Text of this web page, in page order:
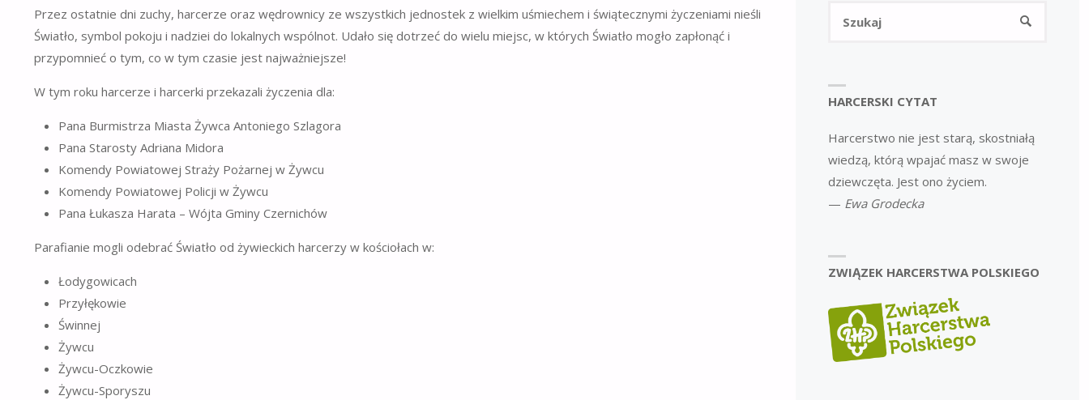
Przez ostatnie dni zuchy, harcerze oraz wędrownicy ze wszystkich jednostek z wielkim uśmiechem i świątecznymi życzeniami nieśli
Światło, symbol pokoju i nadziei do lokalnych wspólnot. Udało się dotrzeć do wielu miejsc, w których Światło mogło zapłonąć i
przypomnieć o tym, co w tym czasie jest najważniejsze!
W tym roku harcerze i harcerki przekazali życzenia dla:
Pana Burmistrza Miasta Żywca Antoniego Szlagora
Pana Starosty Adriana Midora
Komendy Powiatowej Straży Pożarnej w Żywcu
Komendy Powiatowej Policji w Żywcu
Pana Łukasza Harata – Wójta Gminy Czernichów
Parafianie mogli odebrać Światło od żywieckich harcerzy w kościołach w:
Łodygowicach
Przyłękowie
Świnnej
Żywcu
Żywcu-Oczkowie
Żywcu-Sporyszu
SZUKAJ
HARCERSKI CYTAT
Harcerstwo nie jest starą, skostniałą
wiedzą, którą wpajać masz w swoje
dziewczęta. Jest ono życiem.
— Ewa Grodecka
ZWIĄZEK HARCERSTWA POLSKIEGO